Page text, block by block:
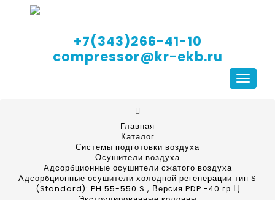
+7(343)266-41-10
compressor@kr-ekb.ru
Главная
Каталог
Системы подготовки воздуха
Осушители воздуха
Адсорбционные осушители сжатого воздуха
Адсорбционные осушители холодной регенерации тип S
(Standard): PH 55-550 S , Версия PDP -40 гр.Ц